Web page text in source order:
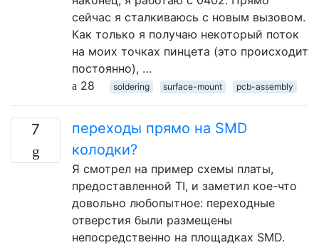
сейчас я сталкиваюсь с новым вызовом.
Как только я получаю некоторый поток
на моих точках пинцета (это происходит
постоянно), …
28
soldering surface-mount pcb-assembly
7
переходы прямо на SMD
колодки?
Я смотрел на пример схемы платы,
предоставленной TI, и заметил кое-что
довольно любопытное: переходные
отверстия были размещены
непосредственно на площадках SMD.